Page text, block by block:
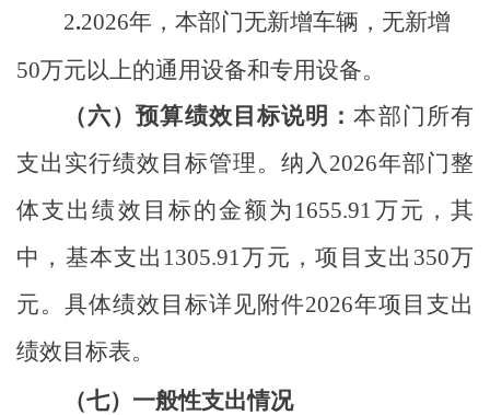
2.2026年，本部门无新增车辆，无新增
50万元以上的通用设备和专用设备。
（六）预算绩效目标说明：本部门所有
支出实行绩效目标管理。纳入 2026年部门整
体支出绩效目标的金额为 1655.91万元，其
中，基本支出 1305.91万元，项目支出 350万
元。具体绩效目标详见附件2026年项目支出
绩效目标表。
（七）一般性支出情况